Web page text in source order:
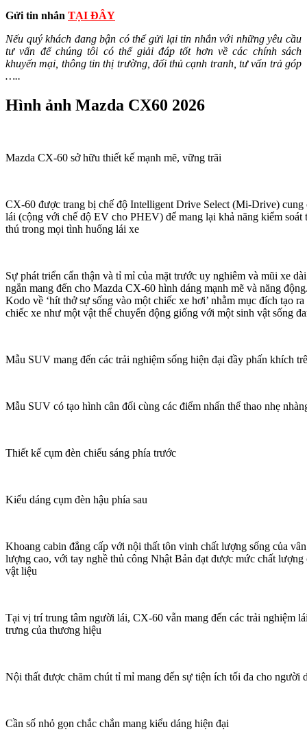
Gửi tin nhắn TẠI ĐÂY
Nếu quý khách đang bận có thể gửi lại tin nhắn với những yêu cầu
tư vấn để chúng tôi có thể giải đáp tốt hơn về các chính sách
khuyến mại, thông tin thị trường, đối thủ cạnh tranh, tư vấn trả góp
…..
Hình ảnh Mazda CX60 2026
Mazda CX-60 sở hữu thiết kế mạnh mẽ, vững trãi
CX-60 được trang bị chế độ Intelligent Drive Select (Mi-Drive) cung
lái (cộng với chế độ EV cho PHEV) để mang lại khả năng kiểm soát
thú trong mọi tình huống lái xe
Sự phát triển cẩn thận và tỉ mỉ của mặt trước uy nghiêm và mũi xe
ngắn mang đến cho Mazda CX-60 hình dáng mạnh mẽ và năng
Kodo về ‘hít thở sự sống vào một chiếc xe hơi’ nhằm mục đích tạo
chiếc xe như một vật thể chuyển động giống với một sinh vật sống
Mẫu SUV mang đến các trải nghiệm sống hiện đại đầy phấn khích
Mẫu SUV có tạo hình cân đối cùng các điểm nhấn thể thao nhẹ
Thiết kế cụm đèn chiếu sáng phía trước
Kiểu dáng cụm đèn hậu phía sau
Khoang cabin đẳng cấp với nội thất tôn vinh chất lượng sống của
lượng cao, với tay nghề thủ công Nhật Bản đạt được mức chất lượng
vật liệu
Tại vị trí trung tâm người lái, CX-60 vẫn mang đến các trải nghiệm
trưng của thương hiệu
Nội thất được chăm chút tỉ mỉ mang đến sự tiện ích tối đa cho người
Cần số nhỏ gọn chắc chắn mang kiểu dáng hiện đại